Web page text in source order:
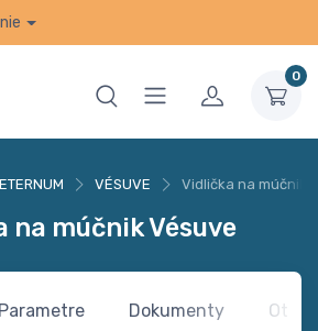
0
ETERNUM VÉSUVE Vidlička na múčnik
na múčnik Vésuve
Parametre Dokumenty